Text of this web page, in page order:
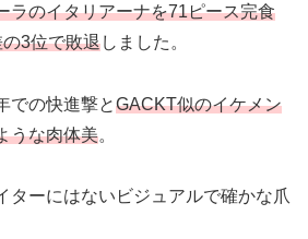
ラのイタリアーナを71ピース完食
3位で敗退しました。
での快進撃とGACKT似のイケメン
うな肉体美。
ターにはないビジュアルで確かな爪